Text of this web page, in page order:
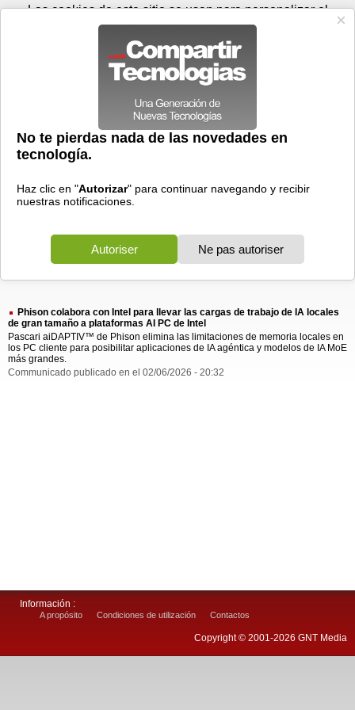
Prensa Videos
> phison colabora con
phison colabora con
1 resultado Ordenar por fecha-Ordenar por pertinencia
Phison colabora con Intel para llevar las cargas de trabajo de IA locales
de gran tamaño a plataformas AI PC de Intel
Pascari aiDAPTIV™ de Phison elimina las limitaciones de memoria locales en
los PC cliente para posibilitar aplicaciones de IA agéntica y modelos de IA MoE
más grandes.
Communicado publicado en el 02/06/2026 - 20:32
Domingo 09 de agosto - 08:44 Registrar Conectar
Información :
A propósito Condiciones de utilización Contactos
Copyright © 2001-2026 GNT Media
Las cookies de este sitio se usan para personalizar el
contenido y los anuncios, para ofrecer funciones de medios
sociales y para analizar el tráfico. Además, compartimos
información sobre el uso que haga del sitio web con nuestros
partners de medios sociales, de publicidad y de análisis
web.
OK